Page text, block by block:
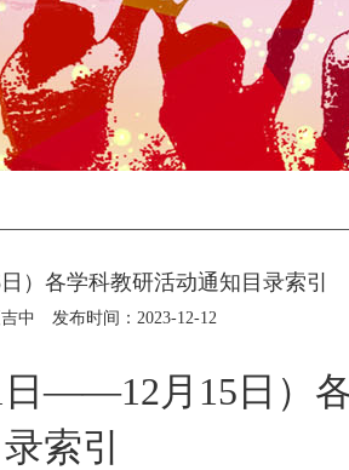
）各学科教研活动通知目录索引
中 发布时间：2023-12-12
日——12月 15 日）
索引